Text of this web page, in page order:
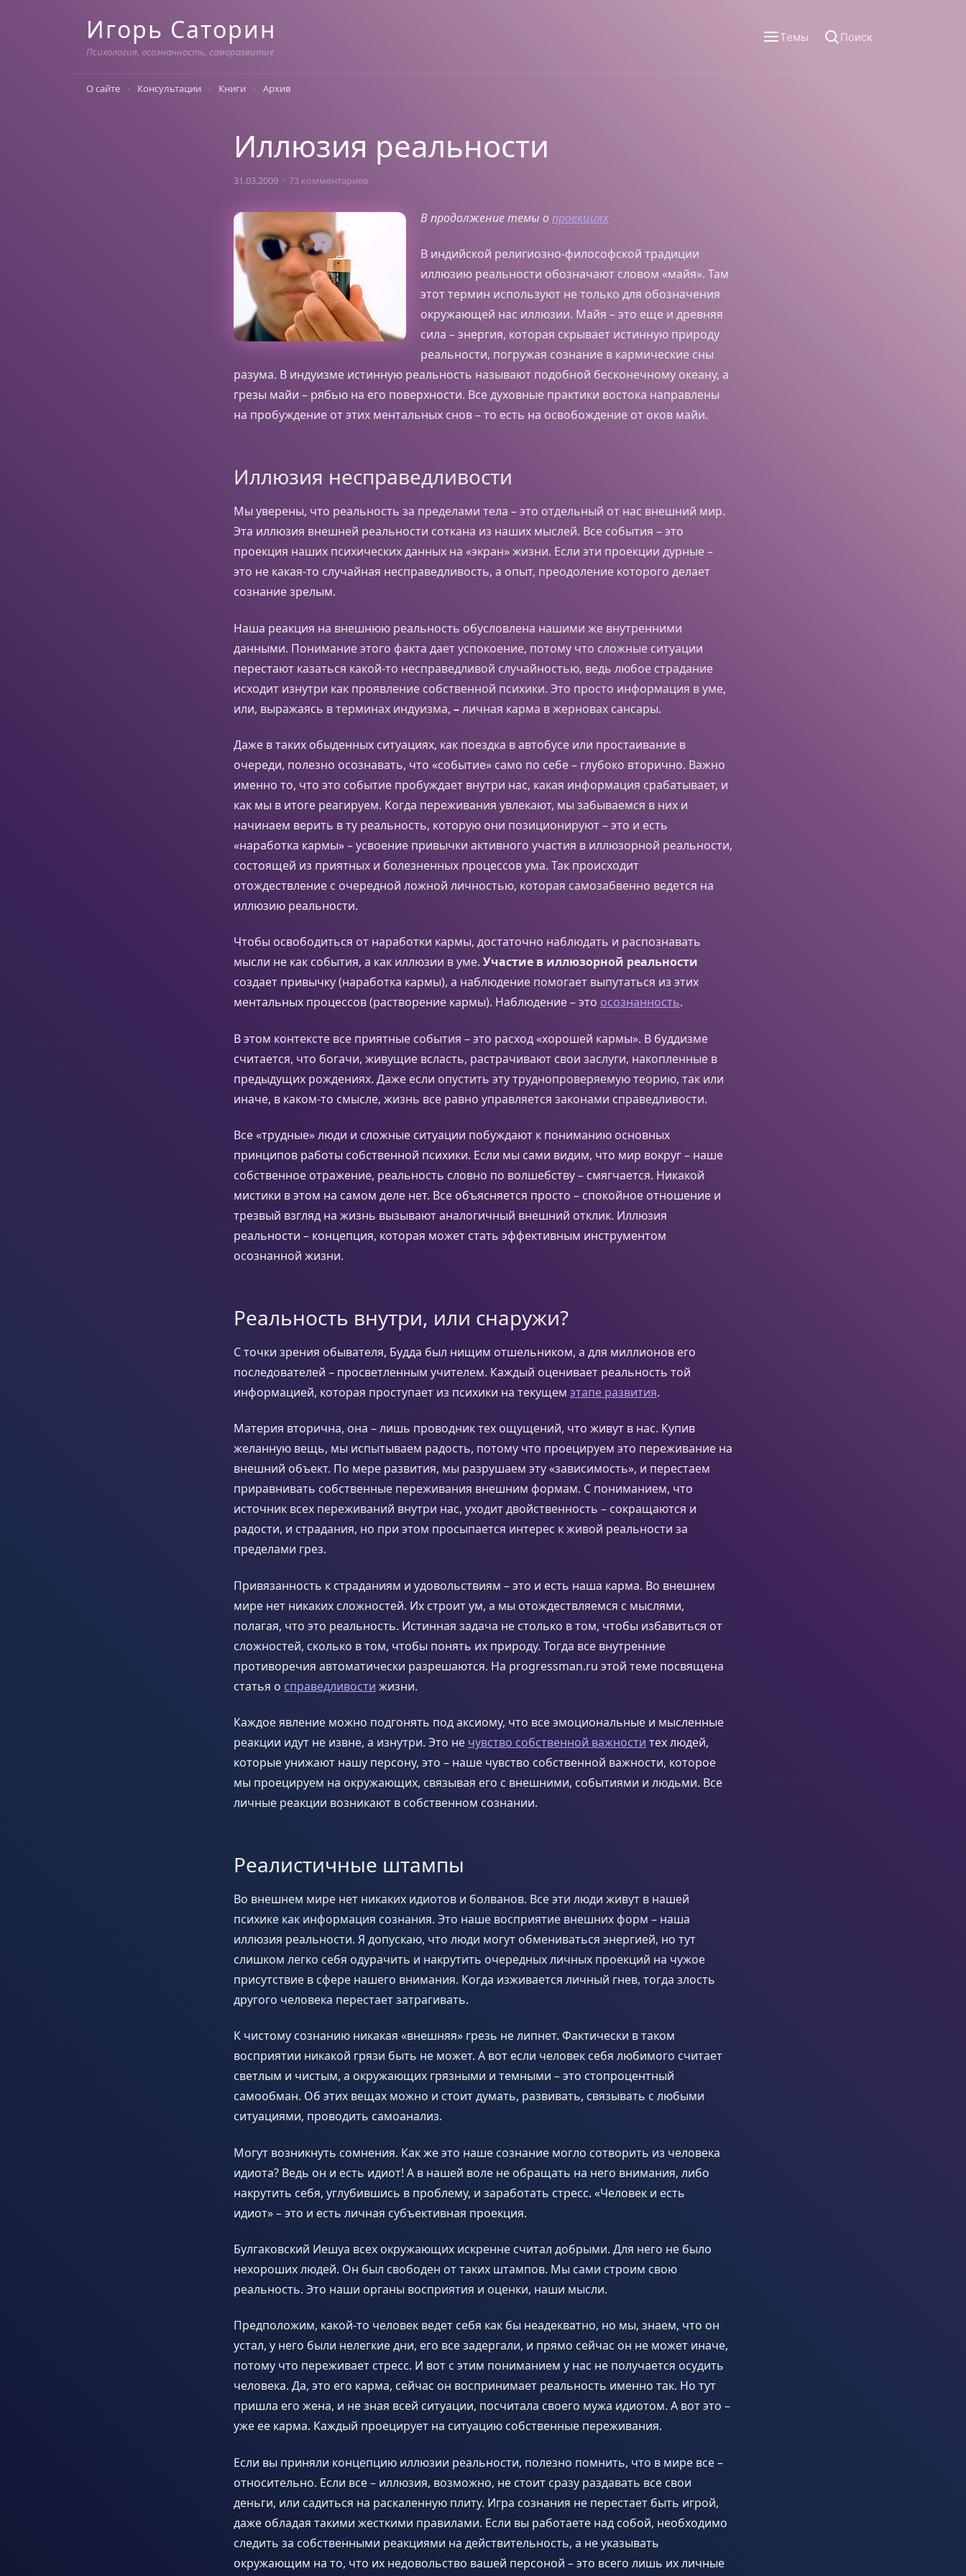
Игорь Саторин
Психология, осознанность, саморазвитие
Темы Поиск
О сайте Консультации Книги Архив
Иллюзия реальности
31.03.2009 73 комментариев
В продолжение темы опроекциях
В индийской религиозно-философской традиции
иллюзию реальности обозначают словом «майя». Там
этот термин используют не только для обозначения
окружающей нас иллюзии. Майя – это еще и древняя
сила – энергия, которая скрывает истинную природу
реальности, погружая сознание в кармические сны
разума. В индуизме истинную реальность называют подобной бесконечному океану, а
грезы майи – рябью на его поверхности. Все духовные практики востока направлены
на пробуждение от этих ментальных снов – то есть на освобождение от оков майи.
Иллюзия несправедливости
Мы уверены, что реальность за пределами тела – это отдельный от нас внешний мир.
Эта иллюзия внешней реальности соткана из наших мыслей. Все события – это
проекция наших психических данных на «экран» жизни. Если эти проекции дурные –
это не какая-то случайная несправедливость, а опыт, преодоление которого делает
сознание зрелым.
Наша реакция на внешнюю реальность обусловлена нашими же внутренними
данными. Понимание этого факта дает успокоение, потому что сложные ситуации
перестают казаться какой-то несправедливой случайностью, ведь любое страдание
исходит изнутри как проявление собственной психики. Это просто информация в уме,
или, выражаясь в терминах индуизма, –личная карма в жерновах сансары.
Даже в таких обыденных ситуациях, как поездка в автобусе или простаивание в
очереди, полезно осознавать, что «событие» само по себе – глубоко вторично. Важно
именно то, что это событие пробуждает внутри нас, какая информация срабатывает, и
как мы в итоге реагируем. Когда переживания увлекают, мы забываемся в них и
начинаем верить в ту реальность, которую они позиционируют – это и есть
«наработка кармы» – усвоение привычки активного участия в иллюзорной реальности,
состоящей из приятных и болезненных процессов ума. Так происходит
отождествление с очередной ложной личностью, которая самозабвенно ведется на
иллюзию реальности.
Чтобы освободиться от наработки кармы, достаточно наблюдать и распознавать
мысли не как события, а как иллюзии в уме. Участие в иллюзорной реальности
создает привычку (наработка кармы), а наблюдение помогает выпутаться из этих
ментальных процессов (растворение кармы). Наблюдение – это осознанность.
В этом контексте все приятные события – это расход «хорошей кармы». В буддизме
считается, что богачи, живущие всласть, растрачивают свои заслуги, накопленные в
предыдущих рождениях. Даже если опустить эту труднопроверяемую теорию, так или
иначе, в каком-то смысле, жизнь все равно управляется законами справедливости.
Все «трудные» люди и сложные ситуации побуждают к пониманию основных
принципов работы собственной психики. Если мы сами видим, что мир вокруг – наше
собственное отражение, реальность словно по волшебству – смягчается. Никакой
мистики в этом на самом деле нет. Все объясняется просто – спокойное отношение и
трезвый взгляд на жизнь вызывают аналогичный внешний отклик. Иллюзия
реальности – концепция, которая может стать эффективным инструментом
осознанной жизни.
Реальность внутри, или снаружи?
С точки зрения обывателя, Будда был нищим отшельником, а для миллионов его
последователей – просветленным учителем. Каждый оценивает реальность той
информацией, которая проступает из психики на текущем этапе развития.
Материя вторична, она – лишь проводник тех ощущений, что живут в нас. Купив
желанную вещь, мы испытываем радость, потому что проецируем это переживание на
внешний объект. По мере развития, мы разрушаем эту «зависимость», и перестаем
приравнивать собственные переживания внешним формам. С пониманием, что
источник всех переживаний внутри нас, уходит двойственность – сокращаются и
радости, и страдания, но при этом просыпается интерес к живой реальности за
пределами грез.
Привязанность к страданиям и удовольствиям – это и есть наша карма. Во внешнем
мире нет никаких сложностей. Их строит ум, а мы отождествляемся с мыслями,
полагая, что это реальность. Истинная задача не столько в том, чтобы избавиться от
сложностей, сколько в том, чтобы понять их природу. Тогда все внутренние
противоречия автоматически разрешаются. На progressman.ru этой теме посвящена
статья о справедливости жизни.
Каждое явление можно подгонять под аксиому, что все эмоциональные и мысленные
реакции идут не извне, а изнутри. Это не чувство собственной важности тех людей,
которые унижают нашу персону, это – наше чувство собственной важности, которое
мы проецируем на окружающих, связывая его с внешними, событиями и людьми. Все
личные реакции возникают в собственном сознании.
Реалистичные штампы
Во внешнем мире нет никаких идиотов и болванов. Все эти люди живут в нашей
психике как информация сознания. Это наше восприятие внешних форм – наша
иллюзия реальности. Я допускаю, что люди могут обмениваться энергией, но тут
слишком легко себя одурачить и накрутить очередных личных проекций на чужое
присутствие в сфере нашего внимания. Когда изживается личный гнев, тогда злость
другого человека перестает затрагивать.
К чистому сознанию никакая «внешняя» грезь не липнет. Фактически в таком
восприятии никакой грязи быть не может. А вот если человек себя любимого считает
светлым и чистым, а окружающих грязными и темными – это стопроцентный
самообман. Об этих вещах можно и стоит думать, развивать, связывать с любыми
ситуациями, проводить самоанализ.
Могут возникнуть сомнения. Как же это наше сознание могло сотворить из человека
идиота? Ведь он и есть идиот! А в нашей воле не обращать на него внимания, либо
накрутить себя, углубившись в проблему, и заработать стресс. «Человек и есть
идиот» – это и есть личная субъективная проекция.
Булгаковский Иешуа всех окружающих искренне считал добрыми. Для него не было
нехороших людей. Он был свободен от таких штампов. Мы сами строим свою
реальность. Это наши органы восприятия и оценки, наши мысли.
Предположим, какой-то человек ведет себя как бы неадекватно, но мы, знаем, что он
устал, у него были нелегкие дни, его все задергали, и прямо сейчас он не может иначе,
потому что переживает стресс. И вот с этим пониманием у нас не получается осудить
человека. Да, это его карма, сейчас он воспринимает реальность именно так. Но тут
пришла его жена, и не зная всей ситуации, посчитала своего мужа идиотом. А вот это –
уже ее карма. Каждый проецирует на ситуацию собственные переживания.
Если вы приняли концепцию иллюзии реальности, полезно помнить, что в мире все –
относительно. Если все – иллюзия, возможно, не стоит сразу раздавать все свои
деньги, или садиться на раскаленную плиту. Игра сознания не перестает быть игрой,
даже обладая такими жесткими правилами. Если вы работаете над собой, необходимо
следить за собственными реакциями на действительность, а не указывать
окружающим на то, что их недовольство вашей персоной – это всего лишь их личные